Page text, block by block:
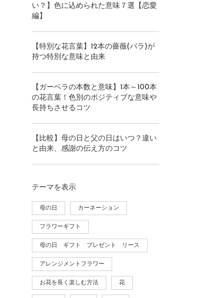
い？】色に込められた意味７選【恋愛
編】
【特別な花言葉】12本の薔薇(バラ)が
持つ特別な意味と由来
【ガーベラの本数と意味】1本～100本
の花言葉！色別のポジティブな意味や
長持ちさせるコツ
【比較】母の日と父の日はいつ？違い
と由来、感謝の伝え方のコツ
テーマ を表示
母の日 カーネーション
フラワーギフト
母の日 ギフト プレゼント リース
アレンジメントフラワー
お花を長く楽しむ方法 花